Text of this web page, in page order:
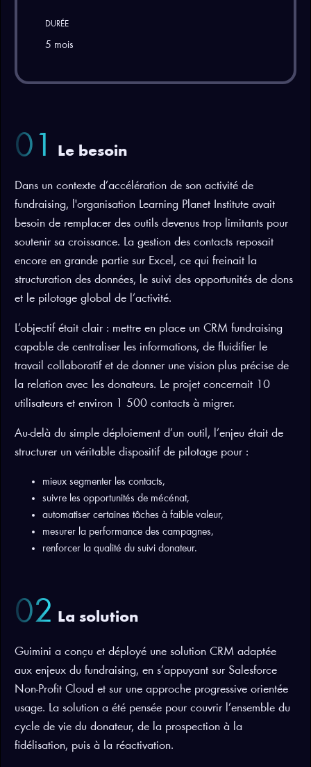
DURÉE
5 mois
01 Le besoin
Dans un contexte d’accélération de son activité de
fundraising, l'organisation Learning Planet Institute avait
besoin de remplacer des outils devenus trop limitants pour
soutenir sa croissance. La gestion des contacts reposait
encore en grande partie sur Excel, ce qui freinait la
structuration des données, le suivi des opportunités de dons
et le pilotage global de l’activité.
L’objectif était clair : mettre en place un CRM fundraising
capable de centraliser les informations, de fluidifier le
travail collaboratif et de donner une vision plus précise de
la relation avec les donateurs. Le projet concernait 10
utilisateurs et environ 1 500 contacts à migrer.
Au-delà du simple déploiement d’un outil, l’enjeu était de
structurer un véritable dispositif de pilotage pour :
mieux segmenter les contacts,
suivre les opportunités de mécénat,
automatiser certaines tâches à faible valeur,
mesurer la performance des campagnes,
renforcer la qualité du suivi donateur.
02 La solution
Guimini a conçu et déployé une solution CRM adaptée
aux enjeux du fundraising, en s’appuyant sur Salesforce
Non-Profit Cloud et sur une approche progressive orientée
usage. La solution a été pensée pour couvrir l’ensemble du
cycle de vie du donateur, de la prospection à la
fidélisation, puis à la réactivation.